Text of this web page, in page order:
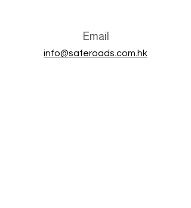
Email
info@saferoads.com.hk